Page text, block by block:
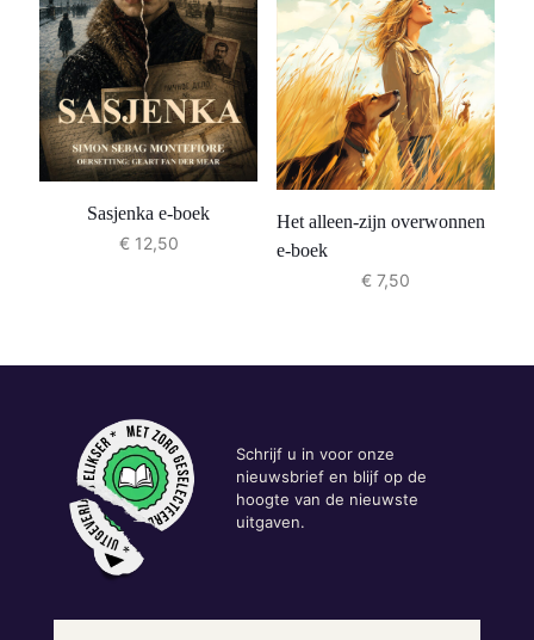
Sasjenka e-boek
€12,50
Het alleen-zijn overwonnen
e-boek
€7,50
Schrijf u in voor onze
nieuwsbrief en blijf op de
hoogte van de nieuwste
uitgaven.